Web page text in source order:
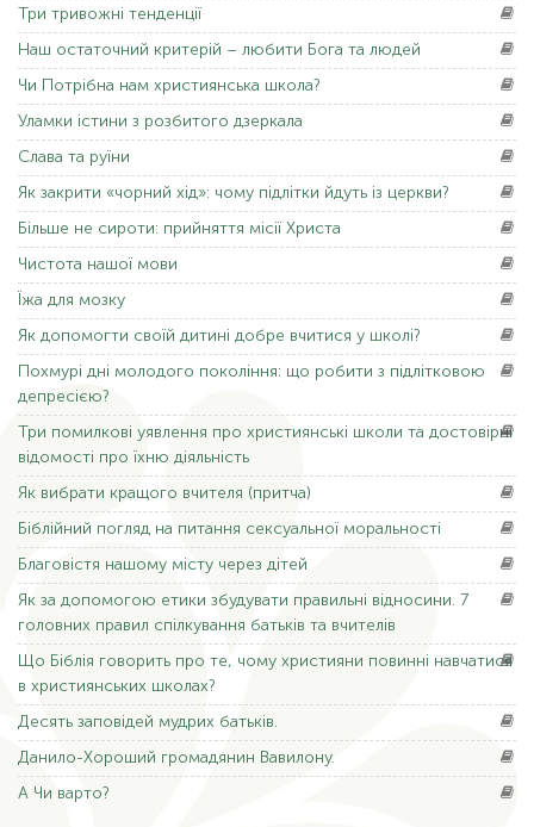
Три тривожні тенденції
Наш остаточний критерій – любити Бога та людей
Чи Потрібна нам християнська школа?
Уламки істини з розбитого дзеркала
Слава та руїни
Як закрити «чорний хід»: чому підлітки йдуть із церкви?
Більше не сироти: прийняття місії Христа
Чистота нашої мови
Їжа для мозку
Як допомогти своїй дитині добре вчитися у школі?
Похмурі дні молодого покоління: що робити з підлітковою
депресією?
Три помилкові уявлення про християнські школи та достовірні
відомості про їхню діяльність
Як вибрати кращого вчителя (притча)
Біблійний погляд на питання сексуальної моральності
Благовістя нашому місту через дітей
Як за допомогою етики збудувати правильні відносини. 7
головних правил спілкування батьків та вчителів
Що Біблія говорить про те, чому християни повинні навчатися
в християнських школах?
Десять заповідей мудрих батьків.
Данило-Хороший громадянин Вавилону.
А Чи варто?